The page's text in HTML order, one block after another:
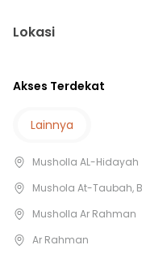
10 Menit ke puskesmas
30 Menit ke Gerbang
35 Menit ke Gerbang
Lokasi
Akses Terdekat
Lainnya
Musholla AL-Hidayah
Mushola At-Taubah,
Musholla Ar Rahman
Ar Rahman